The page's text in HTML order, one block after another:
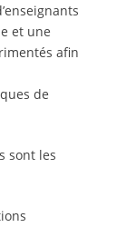
et une
afin
de
sont les